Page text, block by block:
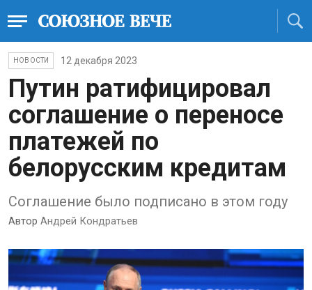
НОВОСТИ 12 декабря 2023
Путин ратифицировал
соглашение о переносе
платежей по
белорусским кредитам
Соглашение было подписано в этом году
Автор Андрей Кондратьев